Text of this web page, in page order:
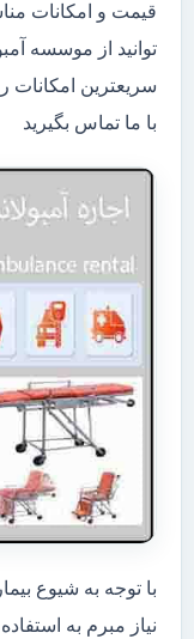
قیمت و امکانات
توانید از موسسه
سریعترین امکانات
با ما تماس بگیرید
با توجه به شیوع
نیاز مبرم به